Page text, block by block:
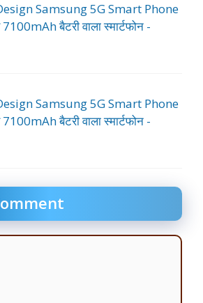
Samsung 5G Smart Phone
बैटरी वाला स्मार्टफोन -
Samsung 5G Smart Phone
बैटरी वाला स्मार्टफोन -